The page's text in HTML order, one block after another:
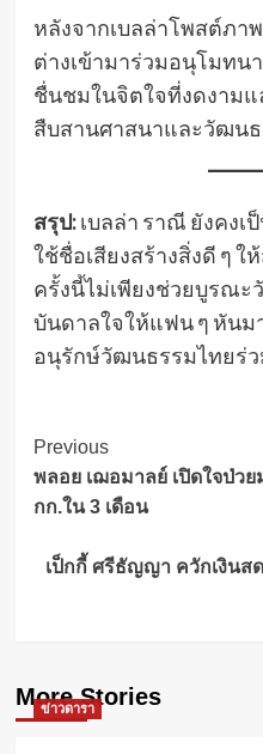
หลังจากเบลล่าโพสต์ภ
ต่างเข้ามาร่วมอนุโมท
ชื่นชมในจิตใจที่งดงามแ
สืบสานศาสนาและวัฒนธ
สรุป:เบลล่า ราณี ยังคงเ
ใช้ชื่อเสียงสร้างสิ่งดี ๆ
ครั้งนี้ไม่เพียงช่วยบูรณะ
บันดาลใจให้แฟน ๆ หัน
อนุรักษ์วัฒนธรรมไทยร่
Post
Navigation
Previous
พลอย เฌอมาลย์ เปิดใจป่ว
กก.ใน 3 เดือน
เป็กกี้ ศรีธัญญา ควักเงินส
More Stories
ข่าวดารา